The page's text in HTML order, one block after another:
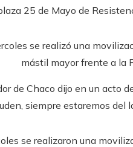
se realizó una
mástil mayor frente a la
de Chaco dijo en un acto
siempre estaremos del
se realizaron una